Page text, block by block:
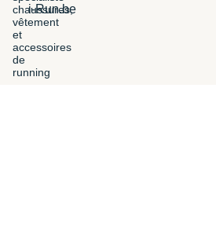
i-Run.be